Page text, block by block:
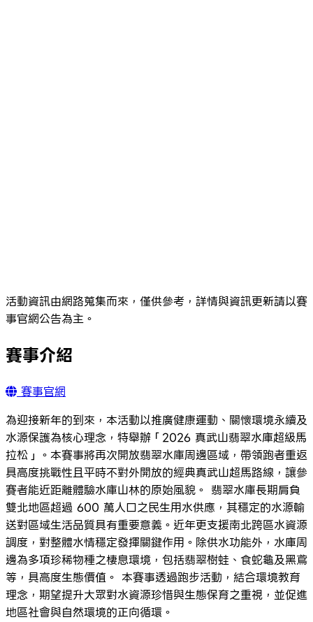
活動資訊由網路蒐集而來，僅供參考，詳情與資訊更新請以賽
事官網公告為主。
賽事介紹
賽事官網
為迎接新年的到來，本活動以推廣健康運動、關懷環境永續及
水源保護為核心理念，特舉辦「2026 真武山翡翠水庫超級馬
拉松」。本賽事將再次開放翡翠水庫周邊區域，帶領跑者重返
具高度挑戰性且平時不對外開放的經典真武山超馬路線，讓參
賽者能近距離體驗水庫山林的原始風貌。 翡翠水庫長期肩負
雙北地區超過 600 萬人口之民生用水供應，其穩定的水源輸
送對區域生活品質具有重要意義。近年更支援南北跨區水資源
調度，對整體水情穩定發揮關鍵作用。除供水功能外，水庫周
邊為多項珍稀物種之棲息環境，包括翡翠樹蛙、食蛇龜及黑鳶
等，具高度生態價值。 本賽事透過跑步活動，結合環境教育
理念，期望提升大眾對水資源珍惜與生態保育之重視，並促進
地區社會與自然環境的正向循環。